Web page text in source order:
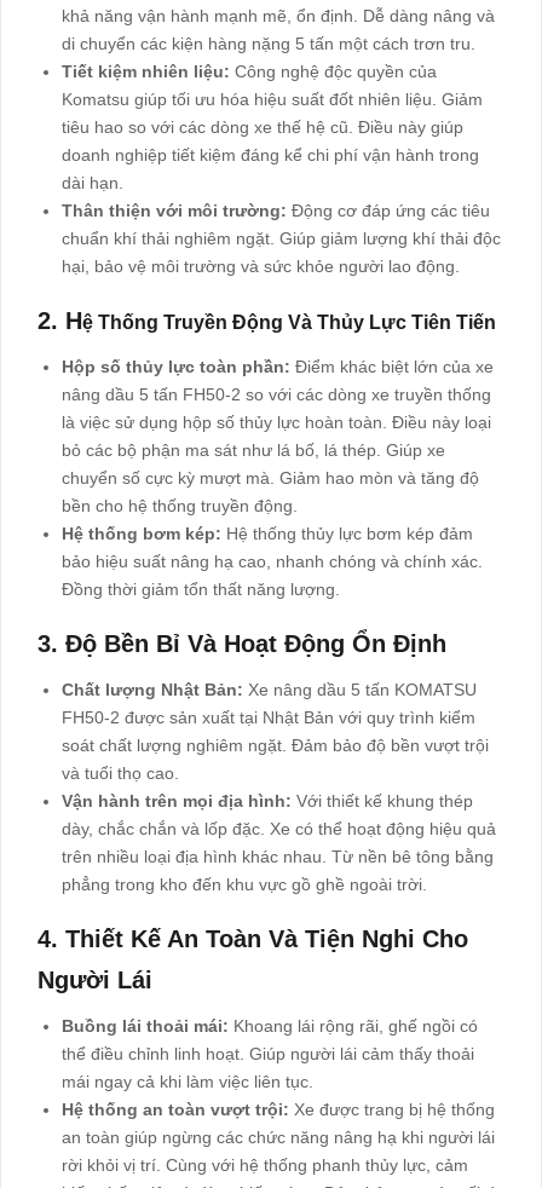
khả năng vận hành mạnh mẽ, ổn định. Dễ dàng nâng và
di chuyển các kiện hàng nặng 5 tấn một cách trơn tru.
Tiết kiệm nhiên liệu: Công nghệ độc quyền của
Komatsu giúp tối ưu hóa hiệu suất đốt nhiên liệu. Giảm
tiêu hao so với các dòng xe thế hệ cũ. Điều này giúp
doanh nghiệp tiết kiệm đáng kể chi phí vận hành trong
dài hạn.
Thân thiện với môi trường: Động cơ đáp ứng các tiêu
chuẩn khí thải nghiêm ngặt. Giúp giảm lượng khí thải độc
hại, bảo vệ môi trường và sức khỏe người lao động.
2. HỆ ThỐng Truyền Động Và Thủy Lực Tiên Tiến
Hộp số thủy lực toàn phần: Điểm khác biệt lớn của xe
nâng dầu 5 tấn FH50-2 so với các dòng xe truyền thống
là việc sử dụng hộp số thủy lực hoàn toàn. Điều này loại
bỏ các bộ phận ma sát như lá bố, lá thép. Giúp xe
chuyển số cực kỳ mượt mà. Giảm hao mòn và tăng độ
bền cho hệ thống truyền động.
Hệ thống bơm kép: Hệ thống thủy lực bơm kép đảm
bảo hiệu suất nâng hạ cao, nhanh chóng và chính xác.
Đồng thời giảm tổn thất năng lượng.
3. Độ Bền Bỉ Và Hoạt Động Ổn Định
Chất lượng Nhật Bản: Xe nâng dầu 5 tấn KOMATSU
FH50-2 được sản xuất tại Nhật Bản với quy trình kiểm
soát chất lượng nghiêm ngặt. Đảm bảo độ bền vượt trội
và tuổi thọ cao.
Vận hành trên mọi địa hình: Với thiết kế khung thép
dày, chắc chắn và lốp đặc. Xe có thể hoạt động hiệu quả
trên nhiều loại địa hình khác nhau. Từ nền bê tông bằng
phẳng trong kho đến khu vực gồ ghề ngoài trời.
4. Thiết Kế An Toàn Và Tiện Nghi Cho
Người Lái
Buồng lái thoải mái: Khoang lái rộng rãi, ghế ngồi có
thể điều chỉnh linh hoạt. Giúp người lái cảm thấy thoải
mái ngay cả khi làm việc liên tục.
Hệ thống an toàn vượt trội: Xe được trang bị hệ thống
an toàn giúp ngừng các chức năng nâng hạ khi người lái
rời khỏi vị trí. Cùng với hệ thống phanh thủy lực, cảm